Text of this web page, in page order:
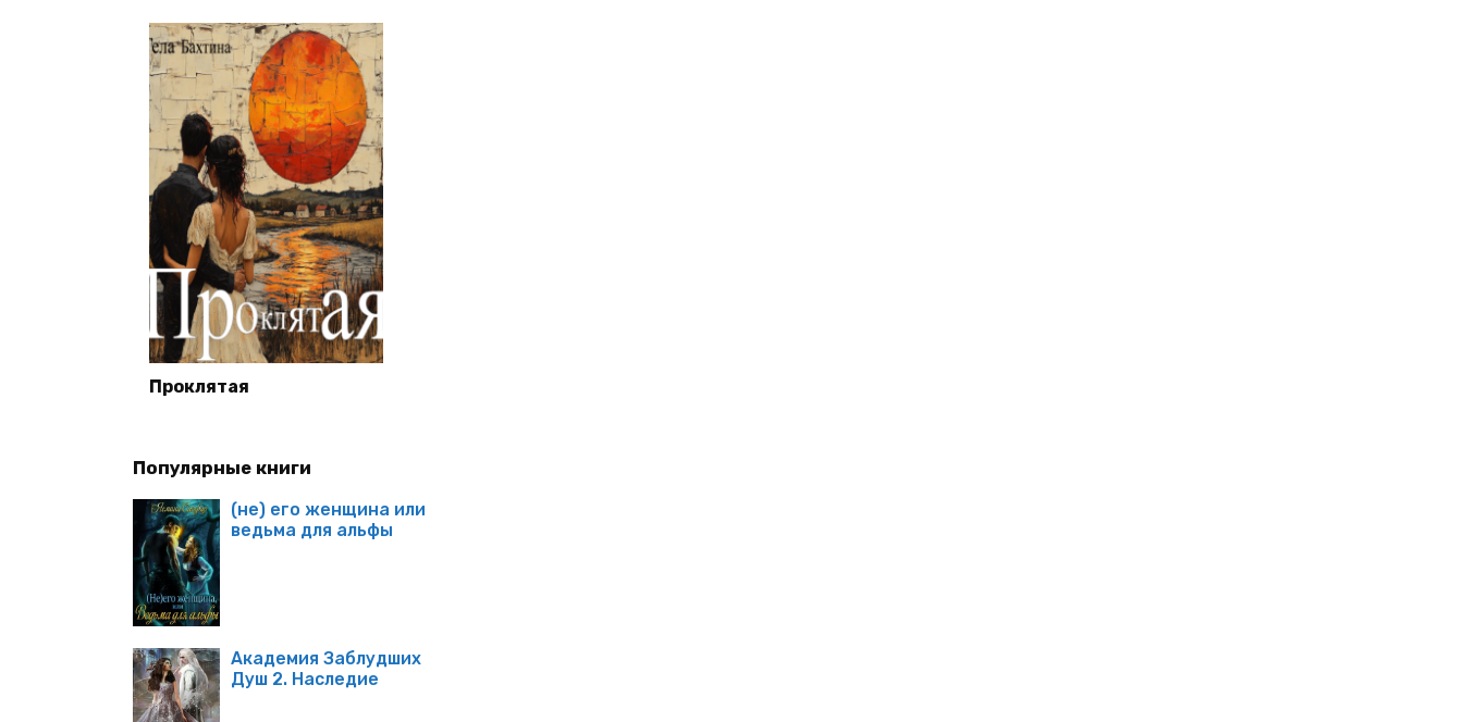
Проклятая
Популярные книги
(не) его женщина или
ведьма для альфы
Академия Заблудших
Душ 2. Наследие